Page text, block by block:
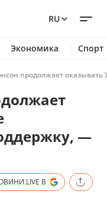
RU
Экономика Спорт
продолжает
—
В